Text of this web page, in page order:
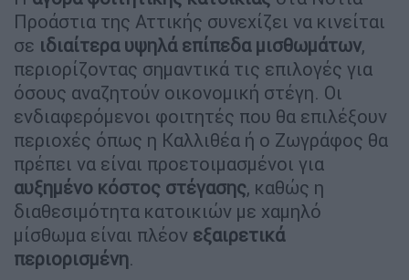
Προάστια της Αττικής συνεχίζει να κινείται
σε ιδιαίτερα υψηλά επίπεδα μισθωμάτων,
περιορίζοντας σημαντικά τις επιλογές για
όσους αναζητούν οικονομική στέγη. Οι
ενδιαφερόμενοι φοιτητές που θα επιλέξουν
περιοχές όπως η Καλλιθέα ή ο Ζωγράφος θα
πρέπει να είναι προετοιμασμένοι για
αυξημένο κόστος στέγασης, καθώς η
διαθεσιμότητα κατοικιών με χαμηλό
μίσθωμα είναι πλέον εξαιρετικά
περιορισμένη.